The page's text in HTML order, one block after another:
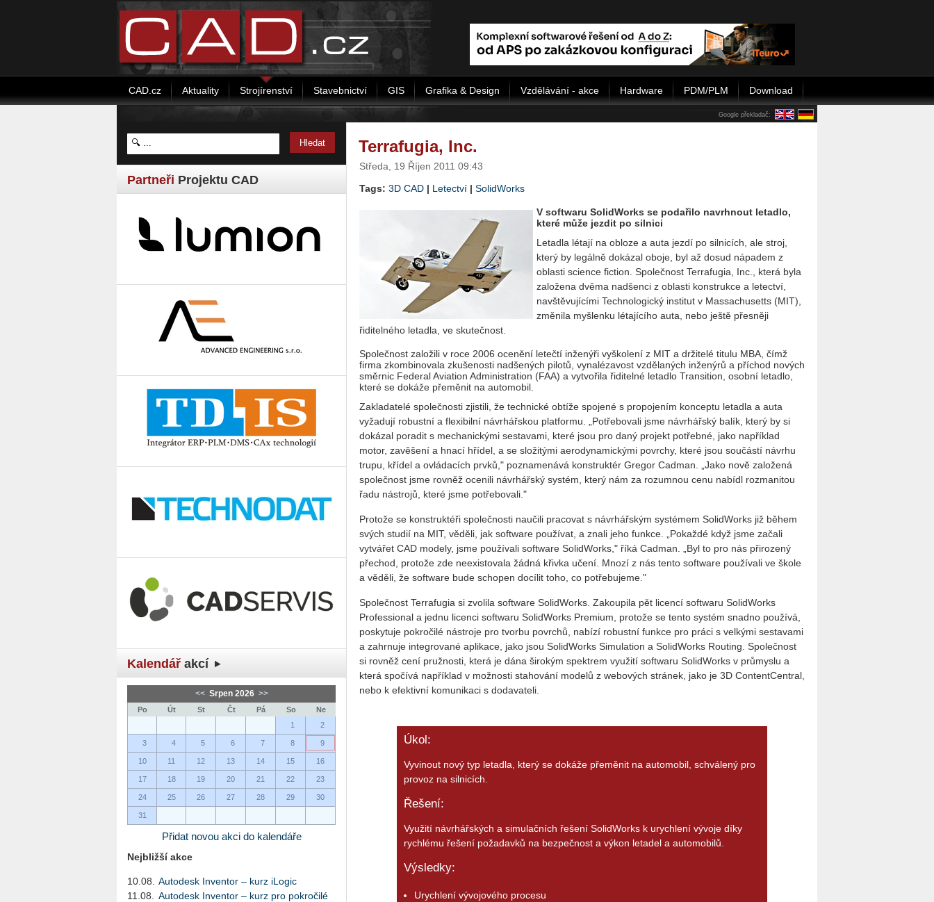
CAD.cz Aktuality Strojírenství Stavebnictví GIS Grafika & Design Vzdělávání - akce Hardware PDM/PLM Download
Google překladač:
Partneři Projektu CAD
Kalendář akcí
<< Srpen 2026 >>
Po Út St Čt Pá So
Ne
1
2
3 4 5 6 7 8 9
10 11 12 13 14 15 16
17 18 19 20 21 22 23
24 25 26 27 28 29 30
31
Přidat novou akci do kalendáře
Nejbližší akce
10.08.
Autodesk Inventor – kurz iLogic
11.08.
Autodesk Inventor – kurz pro pokročilé
Terrafugia, Inc.
Středa, 19 Říjen 2011 09:43
Tags: 3D CAD | Letectví | SolidWorks
V softwaru SolidWorks se podařilo navrhnout letadlo,
které může jezdit po silnici
Letadla létají na obloze a auta jezdí po silnicích, ale stroj,
který by legálně dokázal oboje, byl až dosud nápadem z
oblasti science fiction. Společnost Terrafugia, Inc., která byla
založena dvěma nadšenci z oblasti konstrukce a letectví,
navštěvujícími Technologický institut v Massachusetts (MIT),
změnila myšlenku létajícího auta, nebo ještě přesněji
řiditelného letadla, ve skutečnost.
Společnost založili v roce 2006 ocenění letečtí inženýři vyškolení z MIT a držitelé titulu MBA, čímž
firma zkombinovala zkušenosti nadšených pilotů, vynalézavost vzdělaných inženýrů a příchod nových
směrnic Federal Aviation Administration (FAA) a vytvořila řiditelné letadlo Transition, osobní letadlo,
které se dokáže přeměnit na automobil.
Zakladatelé společnosti zjistili, že technické obtíže spojené s propojením konceptu letadla a auta
vyžadují robustní a flexibilní návrhářskou platformu. „Potřebovali jsme návrhářský balík, který by si
dokázal poradit s mechanickými sestavami, které jsou pro daný projekt potřebné, jako například
motor, zavěšení a hnací hřídel, a se složitými aerodynamickými povrchy, které jsou součástí návrhu
trupu, křídel a ovládacích prvků," poznamenává konstruktér Gregor Cadman. „Jako nově založená
společnost jsme rovněž ocenili návrhářský systém, který nám za rozumnou cenu nabídl rozmanitou
řadu nástrojů, které jsme potřebovali."
Protože se konstruktéři společnosti naučili pracovat s návrhářským systémem SolidWorks již během
svých studií na MIT, věděli, jak software používat, a znali jeho funkce. „Pokaždé když jsme začali
vytvářet CAD modely, jsme používali software SolidWorks," říká Cadman. „Byl to pro nás přirozený
přechod, protože zde neexistovala žádná křivka učení. Mnozí z nás tento software používali ve škole
a věděli, že software bude schopen docílit toho, co potřebujeme."
Společnost Terrafugia si zvolila software SolidWorks. Zakoupila pět licencí softwaru SolidWorks
Professional a jednu licenci softwaru SolidWorks Premium, protože se tento systém snadno používá,
poskytuje pokročilé nástroje pro tvorbu povrchů, nabízí robustní funkce pro práci s velkými sestavami
a zahrnuje integrované aplikace, jako jsou SolidWorks Simulation a SolidWorks Routing. Společnost
si rovněž cení pružnosti, která je dána širokým spektrem využití softwaru SolidWorks v průmyslu a
která spočívá například v možnosti stahování modelů z webových stránek, jako je 3D ContentCentral,
nebo k efektivní komunikaci s dodavateli.
Úkol:
Vyvinout nový typ letadla, který se dokáže přeměnit na automobil, schválený pro
provoz na silnicích.
Řešení:
Využití návrhářských a simulačních řešení SolidWorks k urychlení vývoje díky
rychlému řešení požadavků na bezpečnost a výkon letadel a automobilů.
Výsledky:
Urychlení vývojového procesu